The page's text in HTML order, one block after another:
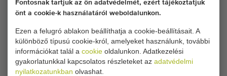
Fontosnak tartjuk az ön adatvédelmét, ezért tájékoztatjuk
önt a cookie-k használatáról weboldalunkon.
Ezen a felugró ablakon beállíthatja a cookie-beállításait. A
különböző típusú cookie-król, amelyeket használunk, további
információkat talál a cookie oldalunkon. Adatkezelési
gyakorlatunkkal kapcsolatos részleteket az adatvédelmi
nyilatkozatunkban olvashat.
Állítsa be cookie-beállításait a hozzáféréshez.
COOKIE-BEÁLLÍTÁSOK MÓDOSÍTÁSA